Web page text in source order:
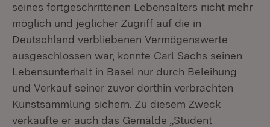
seines fortgeschrittenen Lebensalters nicht mehr
möglich und jeglicher Zugriff auf die in
Deutschland verbliebenen Vermögenswerte
ausgeschlossen war, konnte Carl Sachs seinen
Lebensunterhalt in Basel nur durch Beleihung
und Verkauf seiner zuvor dorthin verbrachten
Kunstsammlung sichern. Zu diesem Zweck
verkaufte er auch das Gemälde „Student